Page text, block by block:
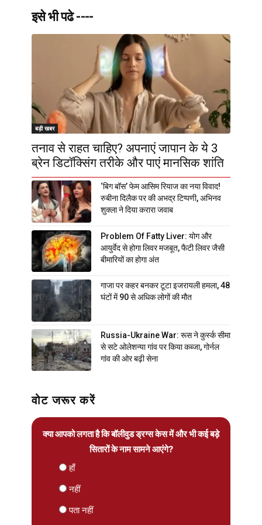
इसे भी पढे ----
बड़ी खबर
तनाव से राहत चाहिए? अपनाएं जापान के ये 3
ब्रेन डिटॉक्सिंग तरीके और पाएं मानसिक शांति
‘बिग बॉस’ फेम आसिम रियाज का नया विवाद!
रुबीना दिलैक पर की अभद्र टिप्पणी, अभिनव
शुक्ला ने दिया करारा जवाब
Problem Of Fatty Liver: योग और
आयुर्वेद से होगा लिवर मजबूत, फैटी लिवर जैसी
बीमारियों का होगा अंत
गाजा पर कहर बनकर टूटा इजरायली हमला, 48
घंटों में 90 से अधिक लोगों की मौत
Russia-Ukraine War: रूस ने कुर्स्क सीमा
से सटे ओलेशन्या गांव पर किया कब्जा, गोर्नल
गांव की ओर बढ़ी सेना
वोट जरूर करें
क्या आपको लगता है कि बॉलीवुड ड्रग्स केस में और भी कई बड़े
सितारों के नाम सामने आएंगे?
हाँ
नहीं
पता नहीं